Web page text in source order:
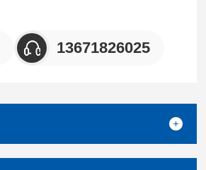
13671826025